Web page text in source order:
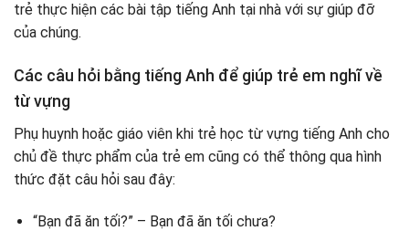
trẻ thực hiện các bài tập tiếng Anh tại nhà với sự giúp đỡ
của chúng.
Các câu hỏi bằng tiếng Anh để giúp trẻ em nghĩ về
từ vựng
Phụ huynh hoặc giáo viên khi trẻ học từ vựng tiếng Anh cho
chủ đề thực phẩm của trẻ em cũng có thể thông qua hình
thức đặt câu hỏi sau đây:
“Bạn đã ăn tối?” – Bạn đã ăn tối chưa?